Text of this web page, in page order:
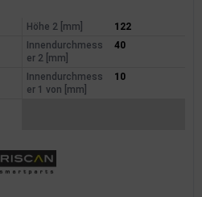
Höhe 2 [mm]
122
Innendurchmess
er 2 [mm]
40
Innendurchmess
er 1 von [mm]
10